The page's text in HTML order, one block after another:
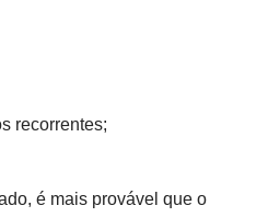
recorrentes;
é mais provável que o